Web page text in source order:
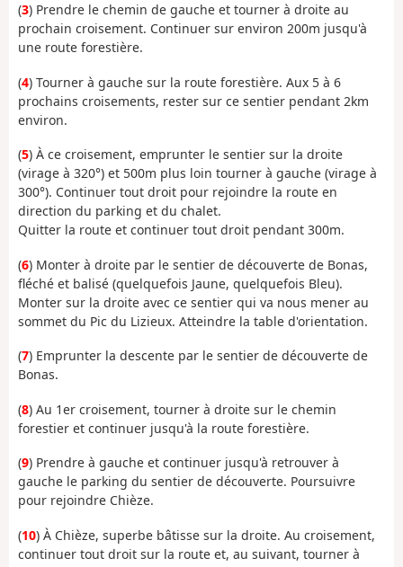
(3) Prendre le chemin de gauche et tourner à droite au
prochain croisement. Continuer sur environ 200m jusqu'à
une route forestière.
(4) Tourner à gauche sur la route forestière. Aux 5 à 6
prochains croisements, rester sur ce sentier pendant 2km
environ.
(5) À ce croisement, emprunter le sentier sur la droite
(virage à 320°) et 500m plus loin tourner à gauche (virage à
300°). Continuer tout droit pour rejoindre la route en
direction du parking et du chalet.
Quitter la route et continuer tout droit pendant 300m.
(6) Monter à droite par le sentier de découverte de Bonas,
fléché et balisé (quelquefois Jaune, quelquefois Bleu).
Monter sur la droite avec ce sentier qui va nous mener au
sommet du Pic du Lizieux. Atteindre la table d'orientation.
(7) Emprunter la descente par le sentier de découverte de
Bonas.
(8) Au 1er croisement, tourner à droite sur le chemin
forestier et continuer jusqu'à la route forestière.
(9) Prendre à gauche et continuer jusqu'à retrouver à
gauche le parking du sentier de découverte. Poursuivre
pour rejoindre Chièze.
(10) À Chièze, superbe bâtisse sur la droite. Au croisement,
continuer tout droit sur la route et, au suivant, tourner à